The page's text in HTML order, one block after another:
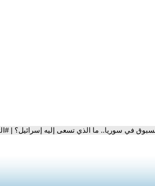
في سوريا.. ما الذي تسعى إليه إسرائيل؟ |